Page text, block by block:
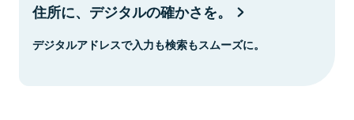
住所に、デジタルの確かさを。
デジタルアドレスで入力も検索もスムーズに。